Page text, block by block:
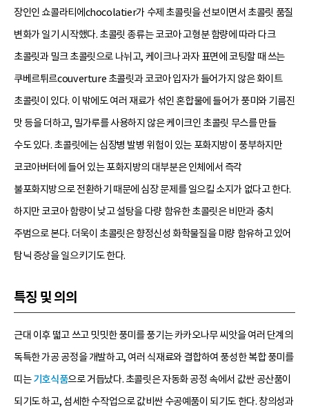
장인인 쇼콜라티에chocolatier가 수제 초콜릿을 선보이면서 초콜릿 품질
변화가 일기 시작했다. 초콜릿 종류는 코코아 고형분 함량에 따라 다크
초콜릿과 밀크 초콜릿으로 나뉘고, 케이크나 과자 표면에 코팅할 때 쓰는
쿠베르튀르couverture 초콜릿과 코코아 입자가 들어가지 않은 화이트
초콜릿이 있다. 이 밖에도 여러 재료가 섞인 혼합물에 들어가 풍미와 기름진
맛 등을 더하고, 밀가루를 사용하지 않은 케이크인 초콜릿 무스를 만들
수도 있다. 초콜릿에는 심장병 발병 위험이 있는 포화지방이 풍부하지만
코코아버터에 들어 있는 포화지방의 대부분은 인체에서 즉각
불포화지방으로 전환하기 때문에 심장 문제를 일으킬 소지가 없다고 한다.
하지만 코코아 함량이 낮고 설탕을 다량 함유한 초콜릿은 비만과 충치
주범으로 본다. 더욱이 초콜릿은 향정신성 화학물질을 미량 함유하고 있어
탐닉 증상을 일으키기도 한다.
특징 및 의의
근대 이후 떫고 쓰고 밋밋한 풍미를 풍기는 카카오나무 씨앗을 여러 단계의
독특한 가공 공정을 개발하고, 여러 식재료와 결합하여 풍성한 복합 풍미를
띠는기호식품으로 거듭났다. 초콜릿은 자동화 공정 속에서 값싼 공산품이
되기도 하고, 섬세한 수작업으로 값비싼 수공예품이 되기도 한다. 창의성과